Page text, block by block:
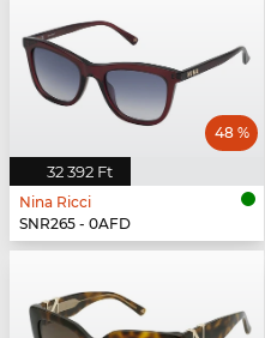
32 392 Ft
48 %
Nina Ricci
SNR265 - 0AFD